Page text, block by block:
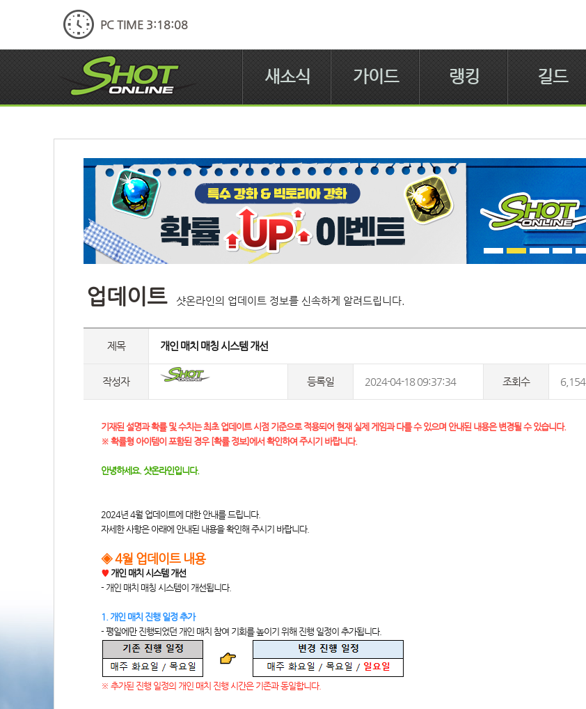
PC TIME 3:18:09
새소식 가이드 랭킹 길드
업데이트 샷온라인의 업데이트 정보를 신속하게 알려드립니다.
제목 개인 매치 매칭 시스템 개선
작성자 등록일 2024-04-18 09:37:34 조회수 6,154
기재된 설명과 확률 및 수치는 최초 업데이트 시점 기준으로 적용되어 현재 실제 게임과 다를 수 있으며 안내된 내용은 변경될 수 있습니다.
※ 확률형 아이템이 포함된 경우 [확률 정보]에서 확인하여 주시기 바랍니다.
안녕하세요. 샷온라인입니다.
2024년 4월 업데이트에 대한 안내를 드립니다.
자세한 사항은 아래에 안내된 내용을 확인해 주시기 바랍니다.
◈ 4월 업데이트 내용
♥ 개인 매치 시스템 개선
- 개인 매치 매칭 시스템이 개선됩니다.
1. 개인 매치 진행 일정 추가
- 평일에만 진행되었던 개인 매치 참여 기회를 높이기 위해 진행 일정이 추가됩니다.
※ 추가된 진행 일정의 개인 매치 진행 시간은 기존과 동일합니다.